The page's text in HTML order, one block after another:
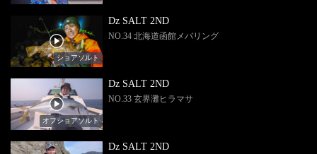
ショアソルト
Dz SALT 2ND
NO.34 北海道函館メバリング
オフショアソルト
Dz SALT 2ND
NO.33 玄界灘ヒラマサ
Dz SALT 2ND